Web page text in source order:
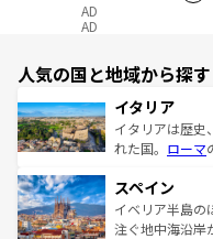
AD
AD
人気の国と地域から探す
イタリア
イタリアは歴史
れた国。 ローマ
ろん、トスカー
景など、自然景
ピザやパスタな
スペイン
イベリア半島の
注ぐ地中海沿岸